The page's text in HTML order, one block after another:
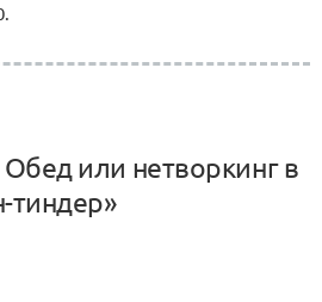
Обед или нетворкинг в